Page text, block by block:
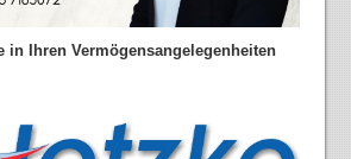
in Ihren Vermögensangelegenheiten